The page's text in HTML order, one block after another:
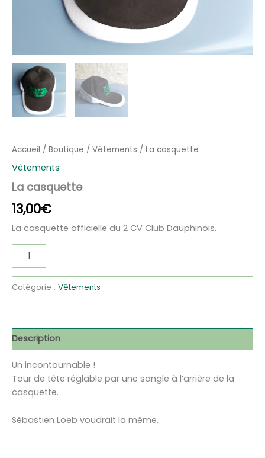
Accueil / Boutique / Vêtements / La casquette
Vêtements
La casquette
13,00€
La casquette officielle du 2 CV Club Dauphinois.
quantité
casquette
Catégorie : Vêtements
Description
Un incontournable !
Tour de tête réglable par une sangle à l’arrière de la
casquette.
Sébastien Loeb voudrait la même.